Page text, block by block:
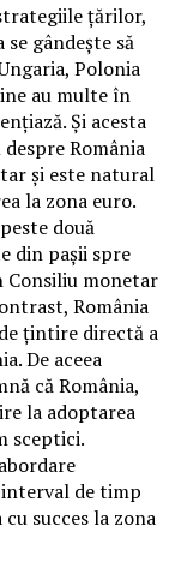
ţărilor,
gândeşte să
Polonia
au multe în
Şi acesta
România
şi este natural
la zona euro.
două
din paşii spre
Consiliu monetar
România
ţintire directă a
De aceea
că România,
la adoptarea
sceptici.
interval de timp
succes la zona